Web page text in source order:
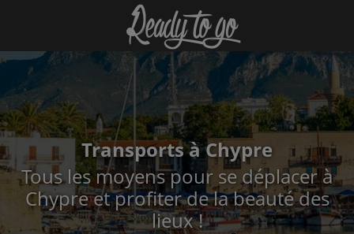
Transports à Chypre
Tous les moyens pour se déplacer à
Chypre et profiter de la beauté des
lieux !